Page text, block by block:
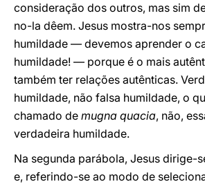
consideração dos outros, mas sim
no-la dêem. Jesus mostra-nos
humildade — devemos aprender o
humildade! — porque é o mais
também ter relações autênticas.
humildade, não falsa humildade, o
chamado de mugna quacia, não,
verdadeira humildade.
Na segunda parábola, Jesus dirige-
e, referindo-se ao modo de